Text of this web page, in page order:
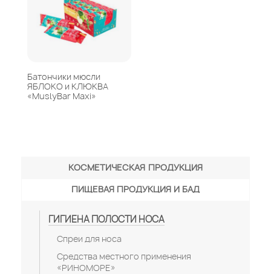
Батончики мюсли
ЯБЛОКО и КЛЮКВА
«MuslyBar Maxi»
КОСМЕТИЧЕСКАЯ ПРОДУКЦИЯ
ПИЩЕВАЯ ПРОДУКЦИЯ И БАД
ГИГИЕНА ПОЛОСТИ НОСА
Спреи для носа
Средства местного применения
«РИНОМОРЕ»